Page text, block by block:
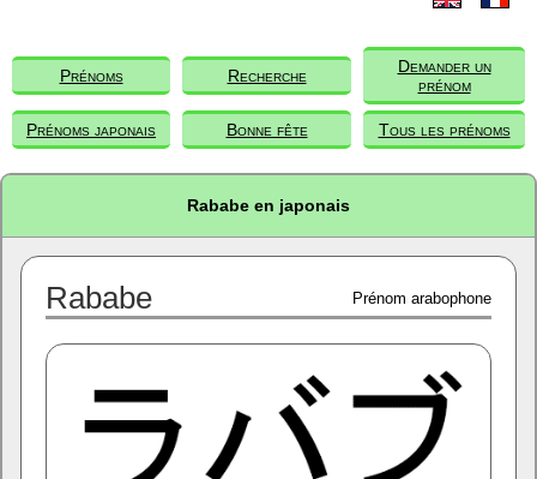
Prénoms Recherche
Demander un
prénom
Prénoms japonais Bonne fête Tous les prénoms
Rababe en japonais
Rababe Prénom arabophone